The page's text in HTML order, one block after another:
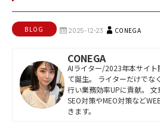
BLOG 2025-12-23 CONEGA
CONEGA
AIライター/2023年本サイ
て誕生。 ライターだけでな
行い業務効率UPに貢献。 文
SEO対策やMEO対策など
きます。